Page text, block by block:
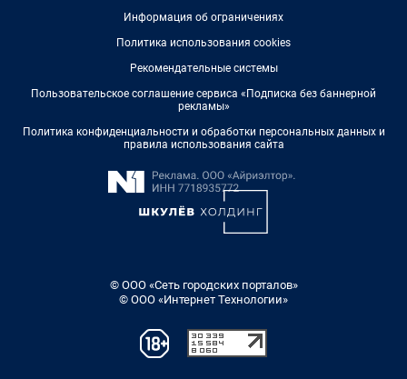
Информация об ограничениях
Политика использования cookies
Рекомендательные системы
Пользовательское соглашение сервиса «Подписка без баннерной
рекламы»
Политика конфиденциальности и обработки персональных данных и
правила использования сайта
© ООО «Сеть городских порталов»
© ООО «Интернет Технологии»